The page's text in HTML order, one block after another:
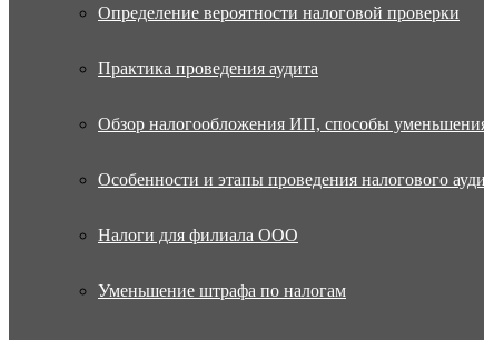
Определение вероятности налоговой проверки
Практика проведения аудита
Обзор налогообложения ИП, способы
Особенности и этапы проведения налогового
Налоги для филиала ООО
Уменьшение штрафа по налогам